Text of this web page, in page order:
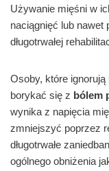
Używanie mięśni w
naciągnięć lub
długotrwałej
Osoby, które
borykać się z bólem
wynika z napięcia
zmniejszyć poprzez
długotrwałe
ogólnego obniżenia